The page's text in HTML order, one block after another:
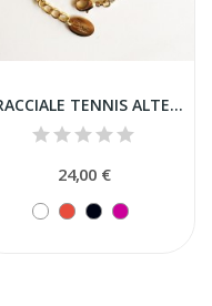
BRACCIALE TENNIS ALTERNATO CON STELLA
24,00 €